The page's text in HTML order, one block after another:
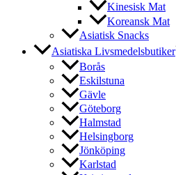
Kinesisk Mat
Koreansk Mat
Asiatisk Snacks
Asiatiska Livsmedelsbutiker
Borås
Eskilstuna
Gävle
Göteborg
Halmstad
Helsingborg
Jönköping
Karlstad